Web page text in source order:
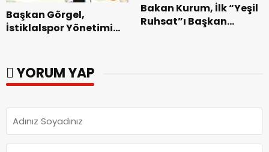
Başkan Görgel,
İstiklalspor Yönetimi
Bakan Kurum, İlk “Yeşil
Ruhsat”ı Başkan
YORUM YAP